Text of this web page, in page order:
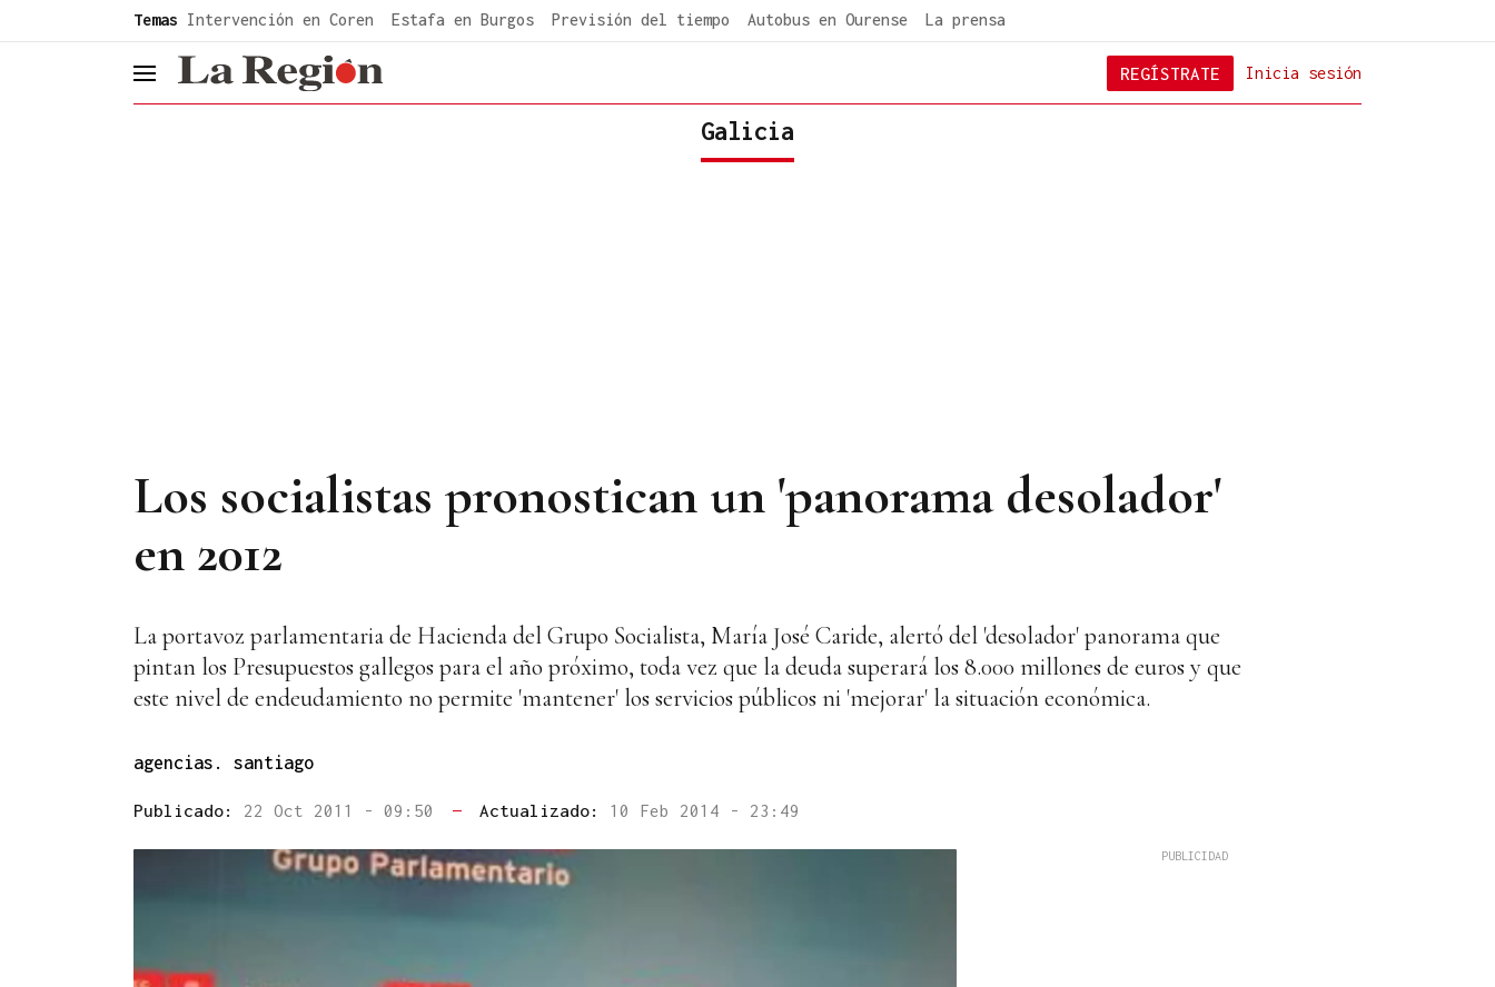
Temas Intervención en Coren Estafa en Burgos Previsión del tiempo Autobus en Ourense La prensa
header.menu.open Inicia sesión
REGÍSTRATE
Galicia
Los socialistas pronostican un 'panorama desolador'
en 2012
La portavoz parlamentaria de Hacienda del Grupo Socialista, María José Caride, alertó del 'desolador' panorama que
pintan los Presupuestos gallegos para el año próximo, toda vez que la deuda superará los 8.000 millones de euros y que
este nivel de endeudamiento no permite 'mantener' los servicios públicos ni 'mejorar' la situación económica.
agencias. santiago
Publicado: 22 Oct 2011 - 09:50 — Actualizado: 10 Feb 2014 - 23:49